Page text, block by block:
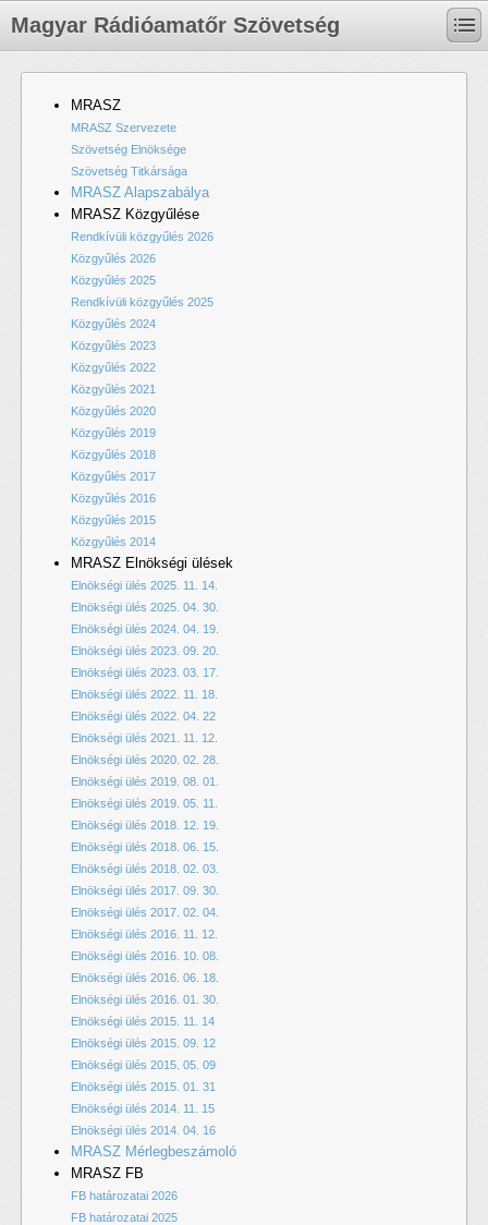
Magyar Rádióamatőr Szövetség
MRASZ
MRASZ Szervezete
Szövetség Elnöksége
Szövetség Titkársága
MRASZ Alapszabálya
MRASZ Közgyűlése
Rendkívüli közgyűlés 2026
Közgyűlés 2026
Közgyűlés 2025
Rendkívüli közgyűlés 2025
Közgyűlés 2024
Közgyűlés 2023
Közgyűlés 2022
Közgyűlés 2021
Közgyűlés 2020
Közgyűlés 2019
Közgyűlés 2018
Közgyűlés 2017
Közgyűlés 2016
Közgyűlés 2015
Közgyűlés 2014
MRASZ Elnökségi ülések
Elnökségi ülés 2025. 11. 14.
Elnökségi ülés 2025. 04. 30.
Elnökségi ülés 2024. 04. 19.
Elnökségi ülés 2023. 09. 20.
Elnökségi ülés 2023. 03. 17.
Elnökségi ülés 2022. 11. 18.
Elnökségi ülés 2022. 04. 22
Elnökségi ülés 2021. 11. 12.
Elnökségi ülés 2020. 02. 28.
Elnökségi ülés 2019. 08. 01.
Elnökségi ülés 2019. 05. 11.
Elnökségi ülés 2018. 12. 19.
Elnökségi ülés 2018. 06. 15.
Elnökségi ülés 2018. 02. 03.
Elnökségi ülés 2017. 09. 30.
Elnökségi ülés 2017. 02. 04.
Elnökségi ülés 2016. 11. 12.
Elnökségi ülés 2016. 10. 08.
Elnökségi ülés 2016. 06. 18.
Elnökségi ülés 2016. 01. 30.
Elnökségi ülés 2015. 11. 14
Elnökségi ülés 2015. 09. 12
Elnökségi ülés 2015. 05. 09
Elnökségi ülés 2015. 01. 31
Elnökségi ülés 2014. 11. 15
Elnökségi ülés 2014. 04. 16
MRASZ Mérlegbeszámoló
MRASZ FB
FB határozatai 2026
FB határozatai 2025